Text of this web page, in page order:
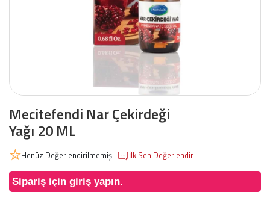
Mecitefendi Nar Çekirdeği
Yağı 20 ML
Henüz Değerlendirilmemiş İlk Sen Değerlendir
Sipariş için giriş yapın.